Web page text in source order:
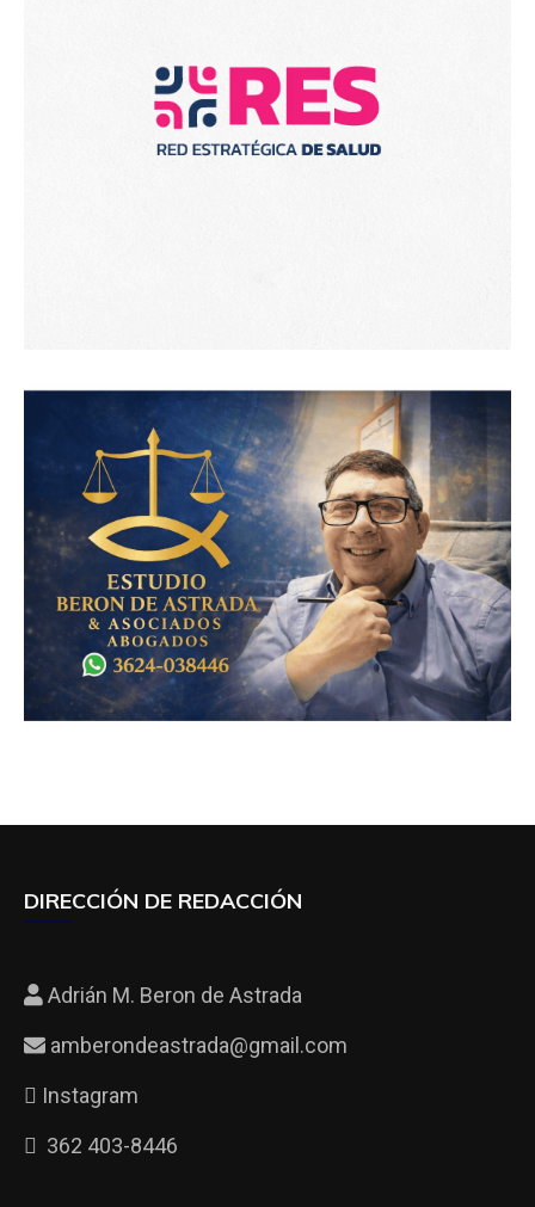
DIRECCIÓN DE REDACCIÓN
Adrián M. Beron de Astrada
amberondeastrada@gmail.com
Instagram
362 403-8446